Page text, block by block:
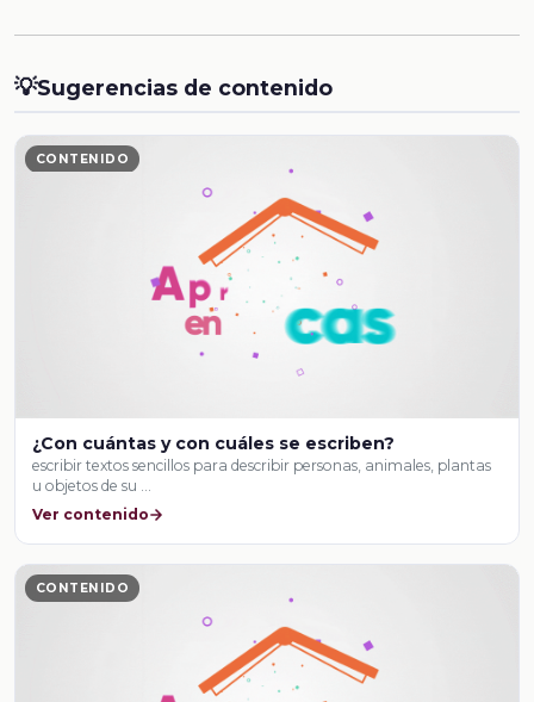
💡Sugerencias de contenido
CONTENIDO
¿Con cuántas y con cuáles se escriben?
escribir textos sencillos para describir personas, animales, plantas
u objetos de su …
Ver contenido
CONTENIDO